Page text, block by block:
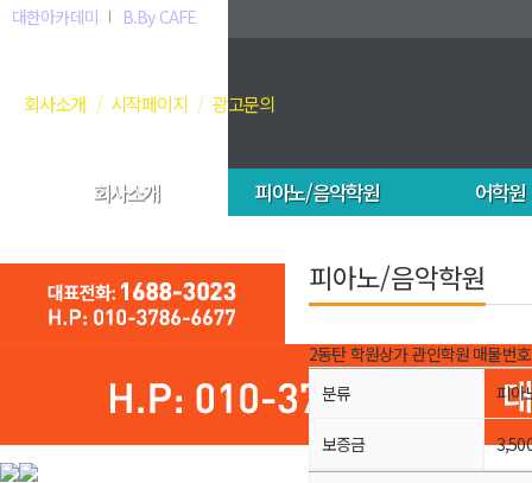
대한아카데미 B.By CAFE
회사소개 시작페이지 광고문의
회사소개 피아노/음악학원 어학원
피아노/음악학원
2동탄 학원상가 관인학원 매물번
분류
피아
보증금